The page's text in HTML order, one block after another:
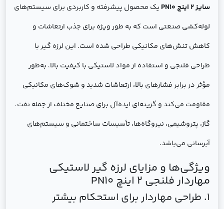
سایز 2 اینچ PN10
یک محصول پیشرفته و کاربردی برای سیستم‌های
لوله‌کشی صنعتی است که به طور ویژه برای جذب ارتعاشات و
کاهش تنش‌های مکانیکی طراحی شده است. این لرزه گیر با
طراحی فلنجی و استفاده از مواد لاستیکی با کیفیت بالا، به‌طور
مؤثر در برابر فشارهای بالا، ارتعاشات شدید و شوک‌های مکانیکی
مقاومت می‌کند و گزینه‌ای ایده‌آل برای صنایع مختلف از جمله نفت،
گاز، پتروشیمی، نیروگاه‌ها، تأسیسات ساختمانی و سیستم‌های
آبرسانی می‌باشد.
ویژگی‌ها و مزایای لرزه گیر لاستیکی
مهاردار فلنجی 2 اینچ PN10
1. طراحی مهاردار برای استحکام بیشتر